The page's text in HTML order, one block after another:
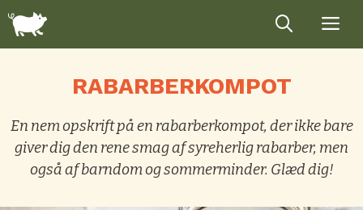
indhold
RABARBERKOMPOT
En nem opskrift på en rabarberkompot, der ikke bare
giver dig den rene smag af syreherlig rabarber, men
også af barndom og sommerminder. Glæd dig!